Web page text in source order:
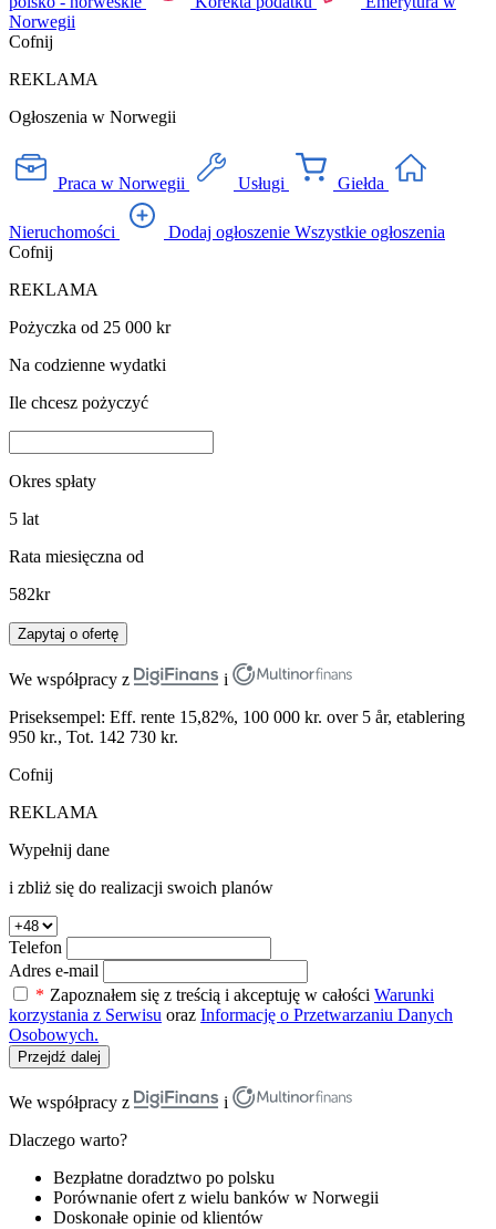
Norwegii
Cofnij
REKLAMA
Ogłoszenia w Norwegii
Praca w Norwegii Usługi Giełda
Nieruchomości Dodaj ogłoszenie Wszystkie ogłoszenia
Cofnij
REKLAMA
Pożyczka od 25 000 kr
Na codzienne wydatki
Ile chcesz pożyczyć
Okres spłaty
5 lat
Rata miesięczna od
582kr
Zapytaj o ofertę
We współpracy z
i
Priseksempel: Eff. rente 15,82%, 100 000 kr. over 5 år, etablering
950 kr., Tot. 142 730 kr.
Cofnij
REKLAMA
Wypełnij dane
i zbliż się do realizacji swoich planów
Telefon
Adres e-mail
* Zapoznałem się z treścią i akceptuję w całości Warunki
korzystania z Serwisu oraz Informację o Przetwarzaniu Danych
Osobowych.
Przejdź dalej
We współpracy z
i
Dlaczego warto?
Bezpłatne doradztwo po polsku
Porównanie ofert z wielu banków w Norwegii
Doskonałe opinie od klientów